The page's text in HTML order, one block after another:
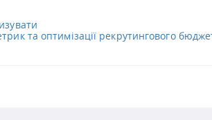
та оптимізації рекрутингового